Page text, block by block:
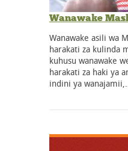
Wanawake
Wanawake asili wa
harakati za kulinda
kuhusu wanawake
harakati za haki ya
indini ya